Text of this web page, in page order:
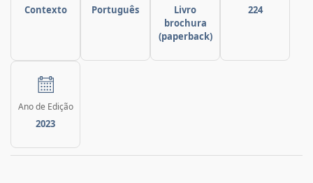
Contexto Português
Livro
brochura
(paperback)
224
Ano de Edição
2023